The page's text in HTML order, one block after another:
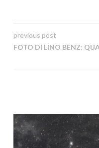
previous post
FOTO DI LINO BENZ: